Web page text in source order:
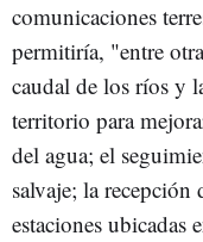
comunicaciones
permitiría, "entre
caudal de los ríos y
territorio para
del agua; el
salvaje; la recepción
estaciones ubicadas